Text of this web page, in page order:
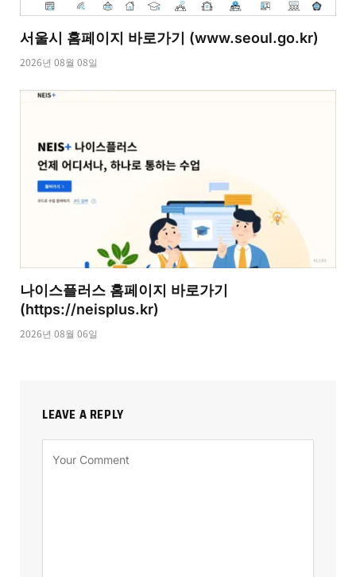
서울시 홈페이지 바로가기 (www.seoul.go.kr)
2026년 08월 08일
나이스플러스 홈페이지 바로가기
(https://neisplus.kr)
2026년 08월 06일
LEAVE A REPLY